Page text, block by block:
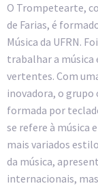
O Trompetearte,
de Farias, é
Música da UFRN.
trabalhar a música
vertentes. Com
inovadora, o grupo
formada por
se refere à música
mais variados
da música,
internacionais,